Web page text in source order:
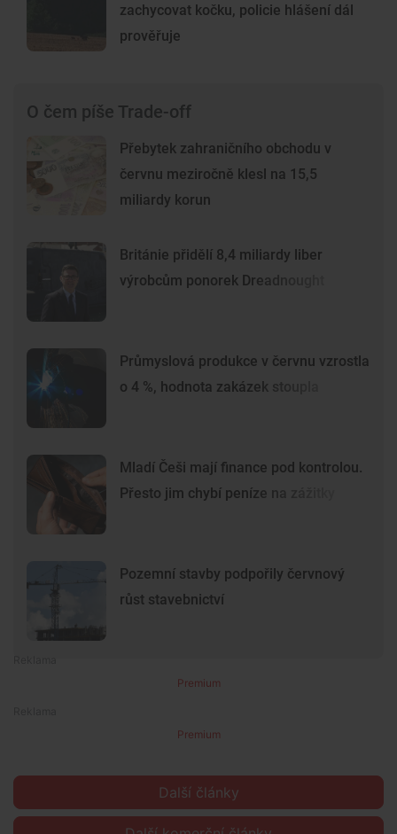
zachycovat kočku, policie hlášení dál
prověřuje
O čem píše Trade-off
Přebytek zahraničního obchodu v
červnu meziročně klesl na 15,5
miliardy korun
Británie přidělí 8,4 miliardy liber
výrobcům ponorek Dreadnought
Průmyslová produkce v červnu vzrostla
o 4 %, hodnota zakázek stoupla
Mladí Češi mají finance pod kontrolou.
Přesto jim chybí peníze na zážitky
Pozemní stavby podpořily červnový
růst stavebnictví
Premium
Premium
Další články